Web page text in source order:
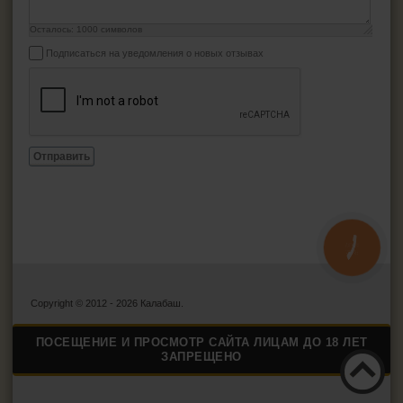
Осталось: 1000 символов
Подписаться на уведомления о новых отзывах
Отправить
Copyright © 2012 - 2026 Калабаш.
ПОСЕЩЕНИЕ И ПРОСМОТР САЙТА ЛИЦАМ ДО 18 ЛЕТ
ЗАПРЕЩЕНО
ЗВ'ЯЗКУ